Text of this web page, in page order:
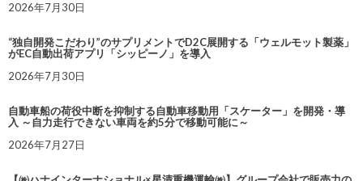
2026年7月30日
“独自開発こだわり”のサプリメントでD2C展開する「ウェルモット製薬」
がEC自動出荷アプリ「シッピーノ」を導入
2026年7月30日
自動車船の荷役中断を抑制する自動車移動用「スケーター」を開発・導
入 ～自力走行できない車両を約5分で移動可能に～
2026年7月27日